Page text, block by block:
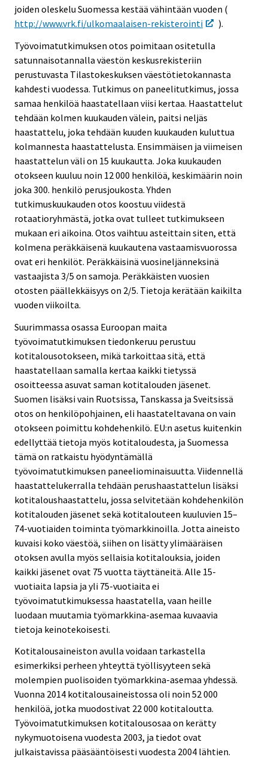
joiden oleskelu Suomessa kestää vähintään vuoden (
http://www.vrk.fi/ulkomaalaisen-rekisterointi
).
Työvoimatutkimuksen otos poimitaan ositetulla
satunnaisotannalla väestön keskusrekisteriin
perustuvasta Tilastokeskuksen väestötietokannasta
kahdesti vuodessa. Tutkimus on paneelitutkimus, jossa
samaa henkilöä haastatellaan viisi kertaa. Haastattelut
tehdään kolmen kuukauden välein, paitsi neljäs
haastattelu, joka tehdään kuuden kuukauden kuluttua
kolmannesta haastattelusta. Ensimmäisen ja viimeisen
haastattelun väli on 15 kuukautta. Joka kuukauden
otokseen kuuluu noin 12 000 henkilöä, keskimäärin noin
joka 300. henkilö perusjoukosta. Yhden
tutkimuskuukauden otos koostuu viidestä
rotaatioryhmästä, jotka ovat tulleet tutkimukseen
mukaan eri aikoina. Otos vaihtuu asteittain siten, että
kolmena peräkkäisenä kuukautena vastaamisvuorossa
ovat eri henkilöt. Peräkkäisinä vuosineljänneksinä
vastaajista 3/5 on samoja. Peräkkäisten vuosien
otosten päällekkäisyys on 2/5. Tietoja kerätään kaikilta
vuoden viikoilta.
Suurimmassa osassa Euroopan maita
työvoimatutkimuksen tiedonkeruu perustuu
kotitalousotokseen, mikä tarkoittaa sitä, että
haastatellaan samalla kertaa kaikki tietyssä
osoitteessa asuvat saman kotitalouden jäsenet.
Suomen lisäksi vain Ruotsissa, Tanskassa ja Sveitsissä
otos on henkilöpohjainen, eli haastateltavana on vain
otokseen poimittu kohdehenkilö. EU:n asetus kuitenkin
edellyttää tietoja myös kotitaloudesta, ja Suomessa
tämä on ratkaistu hyödyntämällä
työvoimatutkimuksen paneeliominaisuutta. Viidennellä
haastattelukerralla tehdään perushaastattelun lisäksi
kotitaloushaastattelu, jossa selvitetään kohdehenkilön
kotitalouden jäsenet sekä kotitalouteen kuuluvien 15–
74-vuotiaiden toiminta työmarkkinoilla. Jotta aineisto
kuvaisi koko väestöä, siihen on lisätty ylimääräisen
otoksen avulla myös sellaisia kotitalouksia, joiden
kaikki jäsenet ovat 75 vuotta täyttäneitä. Alle 15-
vuotiaita lapsia ja yli 75-vuotiaita ei
työvoimatutkimuksessa haastatella, vaan heille
luodaan muutamia työmarkkina-asemaa kuvaavia
tietoja keinotekoisesti.
Kotitalousaineiston avulla voidaan tarkastella
esimerkiksi perheen yhteyttä työllisyyteen sekä
molempien puolisoiden työmarkkina-asemaa yhdessä.
Vuonna 2014 kotitalousaineistossa oli noin 52 000
henkilöä, jotka muodostivat 22 000 kotitaloutta.
Työvoimatutkimuksen kotitalousosaa on kerätty
nykymuotoisena vuodesta 2003, ja tiedot ovat
julkaistavissa pääsääntöisesti vuodesta 2004 lähtien.